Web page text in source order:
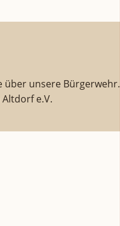
über unsere Bürgerwehr.
e.V.